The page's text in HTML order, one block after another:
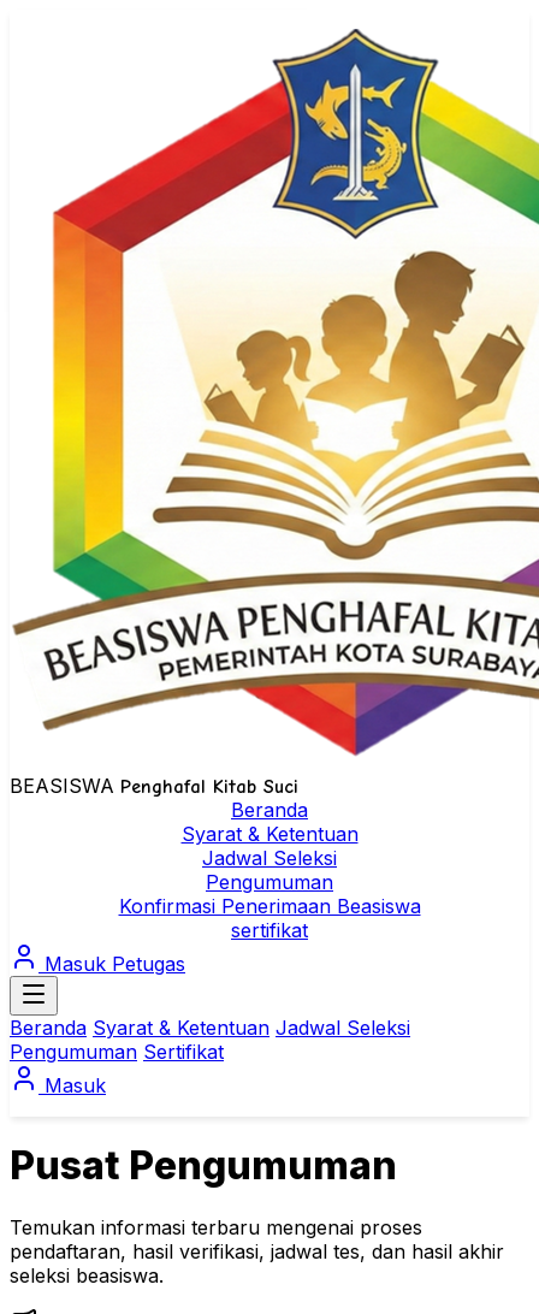
BEASISWA Penghafal Kitab Suci
Beranda
Syarat & Ketentuan
Jadwal Seleksi
Pengumuman
Konfirmasi Penerimaan Beasiswa
sertifikat
Masuk Petugas
Beranda Syarat & Ketentuan Jadwal Seleksi
Pengumuman Sertifikat
Masuk
Pusat Pengumuman
Temukan informasi terbaru mengenai proses
pendaftaran, hasil verifikasi, jadwal tes, dan hasil akhir
seleksi beasiswa.